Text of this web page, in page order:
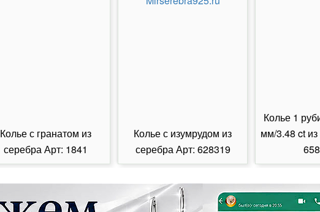
Колье с гранатом из
серебра Арт: 1841
Колье с изумрудом из
серебра Арт: 628319
Колье 1
мм/3.48 ct